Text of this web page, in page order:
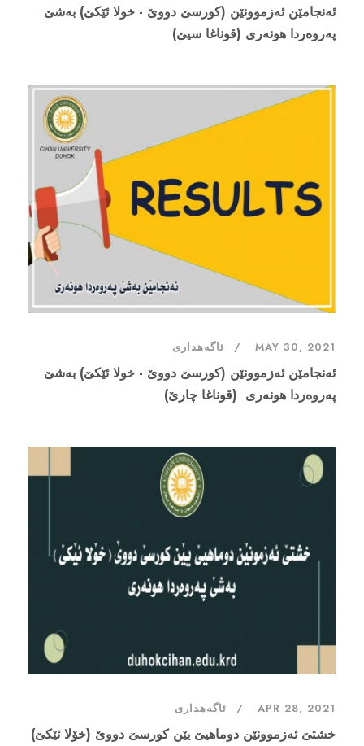
ئەنجامێن ئەزموونێن (کورسێ دووێ - خولا ئێکێ) بەشێ
پەروەردا هونەری (قوناغا سیێ)
MAY 30, 2021 ئاگەهداری
ئەنجامێن ئەزموونێن (کورسێ دووێ - خولا ئێکێ) بەشێ
پەروەردا هونەری (قوناغا چارێ)
APR 28, 2021 ئاگەهداری
خشتێ ئەزموونێن دوماهیێ یێن کورسێ دووێ (خۆلا ئێکێ)